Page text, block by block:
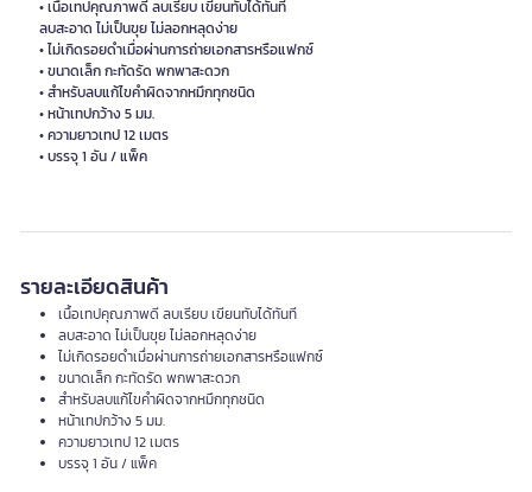
• เนื้อเทปคุณภาพดี ลบเรียบ เขียนทับได้ทันที
ลบสะอาด ไม่เป็นขุย ไม่ลอกหลุดง่าย
• ไม่เกิดรอยดำเมื่อผ่านการถ่ายเอกสารหรือแฟกซ์
• ขนาดเล็ก กะทัดรัด พกพาสะดวก
• สำหรับลบแก้ไขคำผิดจากหมึกทุกชนิด
• หน้าเทปกว้าง 5 มม.
• ความยาวเทป 12 เมตร
• บรรจุ 1 อัน / แพ็ค
รายละเอียดสินค้า
เนื้อเทปคุณภาพดี ลบเรียบ เขียนทับได้ทันที
ลบสะอาด ไม่เป็นขุย ไม่ลอกหลุดง่าย
ไม่เกิดรอยดำเมื่อผ่านการถ่ายเอกสารหรือแฟกซ์
ขนาดเล็ก กะทัดรัด พกพาสะดวก
สำหรับลบแก้ไขคำผิดจากหมึกทุกชนิด
หน้าเทปกว้าง 5 มม.
ความยาวเทป 12 เมตร
บรรจุ 1 อัน / แพ็ค